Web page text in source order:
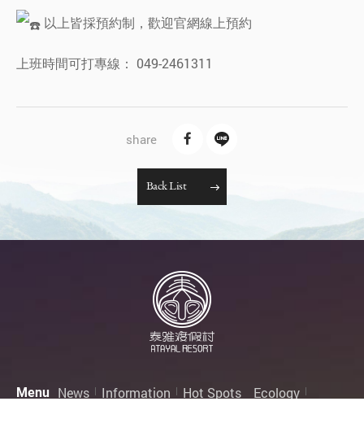
以上皆採預約制，歡迎官網線上預約
上班時間可打專線： 049-2461311
BackList
Menu News Information Hot Spots
Ecology